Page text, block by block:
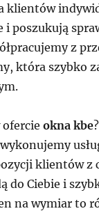
klientów
i poszukują
z
która szybko
ofercie okna kbe
klientów z
do Ciebie i
na wymiar to